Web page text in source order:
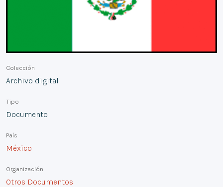
Colección
Archivo digital
Tipo
Documento
País
México
Organización
Otros Documentos